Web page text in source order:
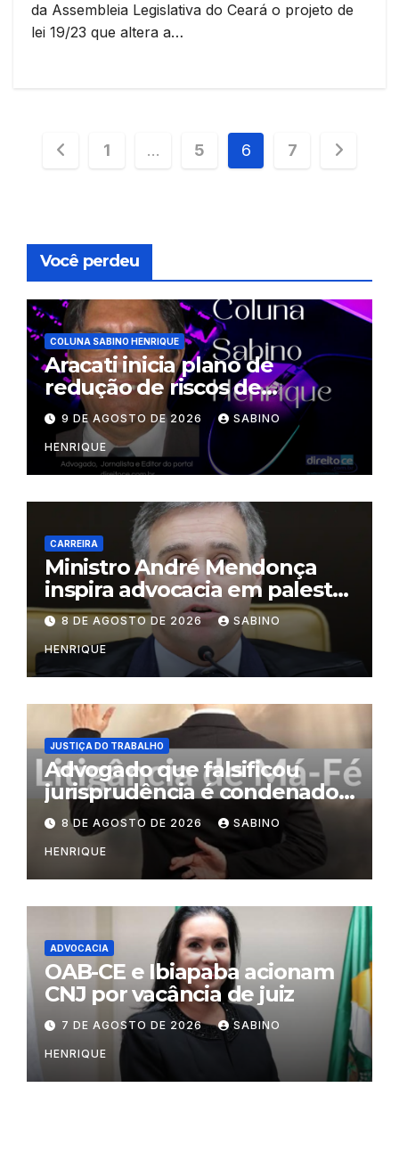
da Assembleia Legislativa do Ceará o projeto de
lei 19/23 que altera a…
Paginação
1 … 5 6 7
Você perdeu
COLUNA SABINO HENRIQUE
Aracati inicia plano de
redução de riscos de
desastres
9 DE AGOSTO DE 2026 SABINO
HENRIQUE
CARREIRA
Ministro André Mendonça
inspira advocacia em palestra
na OAB do Rio
8 DE AGOSTO DE 2026 SABINO
HENRIQUE
JUSTIÇA DO TRABALHO
Advogado que falsificou
jurisprudência é condenado
por litigância de má-fé
8 DE AGOSTO DE 2026 SABINO
HENRIQUE
ADVOCACIA
OAB-CE e Ibiapaba acionam
CNJ por vacância de juiz
7 DE AGOSTO DE 2026 SABINO
HENRIQUE